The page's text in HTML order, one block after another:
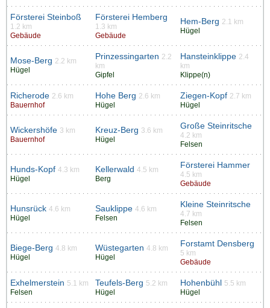
Försterei Steinboß
1.2 km
Gebäude
Försterei Hemberg
1.3 km
Gebäude
Hem-Berg 2.1 km
Hügel
Mose-Berg 2.2 km
Hügel
Prinzessingarten 2.2
km
Gipfel
Hansteinklippe 2.4
km
Klippe(n)
Richerode 2.6 km
Bauernhof
Hohe Berg 2.6 km
Hügel
Ziegen-Kopf 2.7 km
Hügel
Wickershöfe 3 km
Bauernhof
Kreuz-Berg 3.6 km
Hügel
Große Steinritsche
4.2 km
Felsen
Hunds-Kopf 4.3 km
Hügel
Kellerwald 4.5 km
Berg
Försterei Hammer
4.5 km
Gebäude
Hunsrück 4.6 km
Hügel
Sauklippe 4.6 km
Felsen
Kleine Steinritsche
4.7 km
Felsen
Biege-Berg 4.8 km
Hügel
Wüstegarten 4.8 km
Hügel
Forstamt Densberg
5 km
Gebäude
Exhelmerstein 5.1 km
Felsen
Teufels-Berg 5.2 km
Hügel
Hohenbühl
5.5 km
Hügel